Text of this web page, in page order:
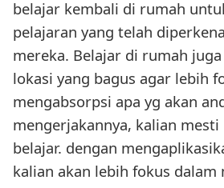
belajar kembali di rumah
pelajaran yang telah
mereka. Belajar di rumah
lokasi yang bagus agar lebih
mengabsorpsi apa yg akan
mengerjakannya, kalian
belajar. dengan
kalian akan lebih fokus dalam